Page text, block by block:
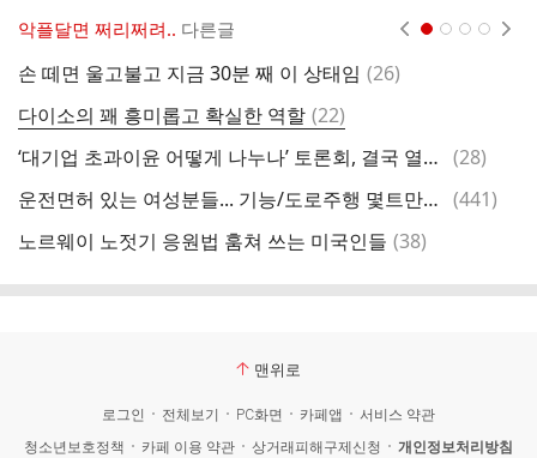
악플달면 쩌리쩌려.. 다른글
손 떼면 울고불고 지금 30분 째 이 상태임 댓
(26)
다이소의 꽤 흥미롭고 확실한 역할 댓
글
(22)
‘대기업 초과이윤 어떻게 나누나’ 토론회, 결국 열린다 댓
(28)
운전면허 있는 여성분들... 기능/도로주행 몇트만에 따셨나요... 댓
(441)
노르웨이 노젓기 응원법 훔쳐 쓰는 미국인들 댓
(38)
맨위로
로그인 전체보기 PC화면 카페앱
서비스 약관
청소년보호정책
카페 이용 약관 상거래피해구제신청 개인정보처리방침